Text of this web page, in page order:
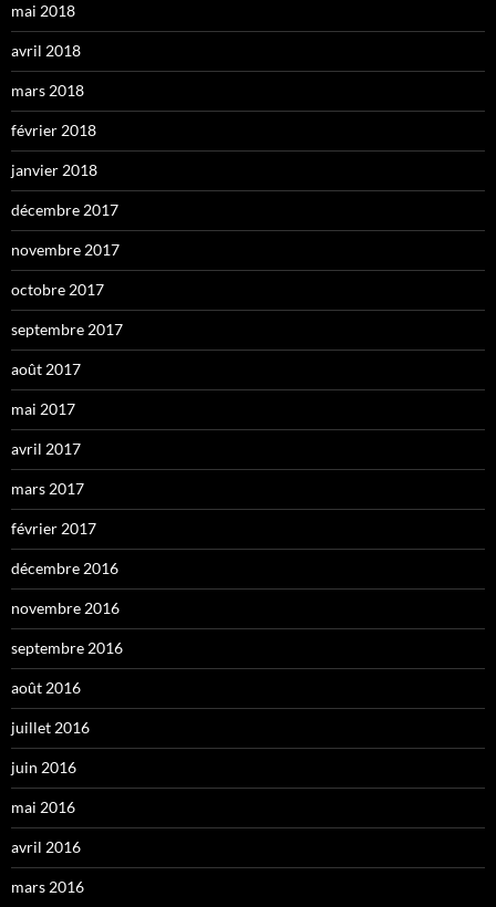
mai 2018
avril 2018
mars 2018
février 2018
janvier 2018
décembre 2017
novembre 2017
octobre 2017
septembre 2017
août 2017
mai 2017
avril 2017
mars 2017
février 2017
décembre 2016
novembre 2016
septembre 2016
août 2016
juillet 2016
juin 2016
mai 2016
avril 2016
mars 2016